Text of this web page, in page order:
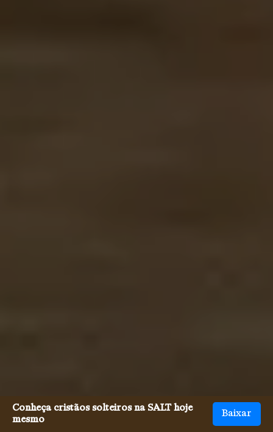
Conheça cristãos solteiros na SALT hoje
mesmo
Baixar